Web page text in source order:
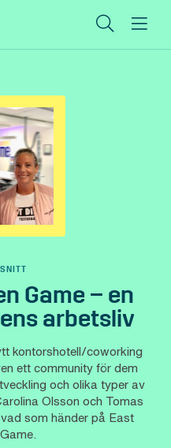
Sök
Game – en
arbetsliv
kontorshotell/coworking
ett community för dem
och olika typer av
Olsson och Tomas
som händer på East